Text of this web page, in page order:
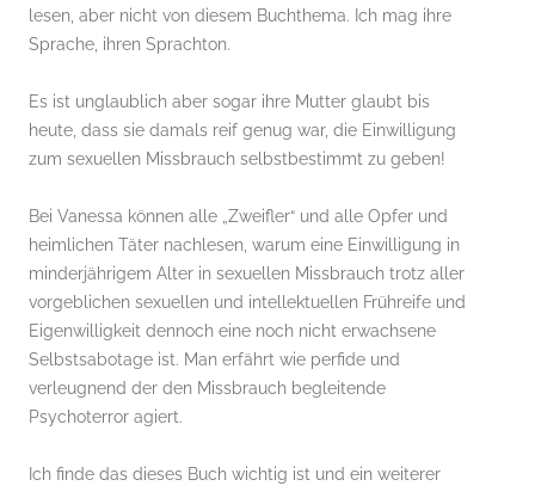
lesen, aber nicht von diesem Buchthema. Ich mag ihre
Sprache, ihren Sprachton.
Es ist unglaublich aber sogar ihre Mutter glaubt bis
heute, dass sie damals reif genug war, die Einwilligung
zum sexuellen Missbrauch selbstbestimmt zu geben!
Bei Vanessa können alle „Zweifler“ und alle Opfer und
heimlichen Täter nachlesen, warum eine Einwilligung in
minderjährigem Alter in sexuellen Missbrauch trotz aller
vorgeblichen sexuellen und intellektuellen Frühreife und
Eigenwilligkeit dennoch eine noch nicht erwachsene
Selbstsabotage ist. Man erfährt wie perfide und
verleugnend der den Missbrauch begleitende
Psychoterror agiert.
Ich finde das dieses Buch wichtig ist und ein weiterer